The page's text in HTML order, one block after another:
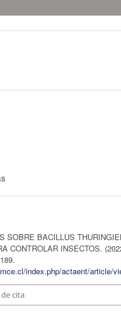
SOBRE BACILLUS
CONTROLAR INSECTOS.
index.php/actaent/article/
cita